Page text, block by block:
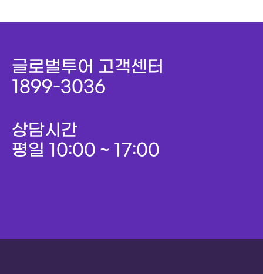
출신지 및 본적지, 정치적 성향 및 범죄 기록, 건강 상태 및
◎ 개인정보의 수집 목적 및 이용목적
가. 성명: 서비스 이용에 따른 본인 식별 절차에 이용
나. 전화번호, E-mail주소 : 고지 사항 전달, 본인 의사 확인,
불만 처리 등 원활한 의사 소통 경로의 확보
글로벌투어 고객센터
1899-3036
상담시간
평일 10:00 ~ 17:00